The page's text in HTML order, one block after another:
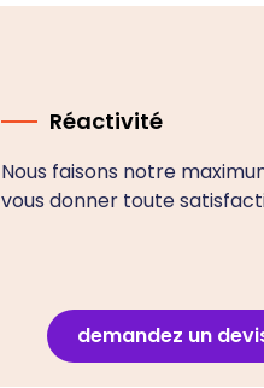
Réactivité
Nous faisons notre
vous donner toute
demandez un